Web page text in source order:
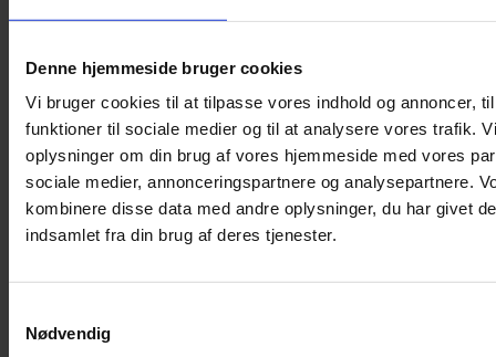
Denne hjemmeside bruger cookies
Vi bruger cookies til at tilpasse vores indhold og annoncer,
funktioner til sociale medier og til at analysere vores trafik.
oplysninger om din brug af vores hjemmeside med vores
sociale medier, annonceringspartnere og analysepartnere.
kombinere disse data med andre oplysninger, du har givet
indsamlet fra din brug af deres tjenester.
Nødvendig
Kaninbur
Rottebur
Marsvinebur
Løbegård
Overdækning løbegård
Indretning til bure